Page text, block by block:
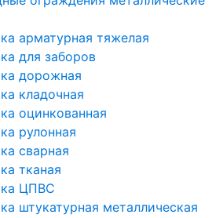
арматурная тяжелая
для заборов
дорожная
кладочная
оцинкованная
рулонная
сварная
тканая
ЦПВС
штукатурная металлическая